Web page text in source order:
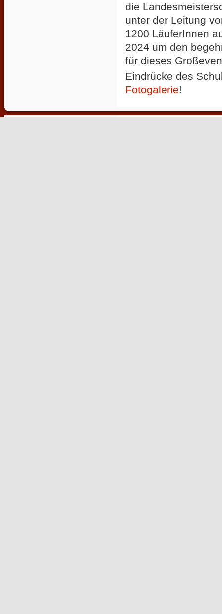
die
unter der Leitung
1200 LäuferInnen
2024 um den
für dieses
Eindrücke des
Fotogalerie!